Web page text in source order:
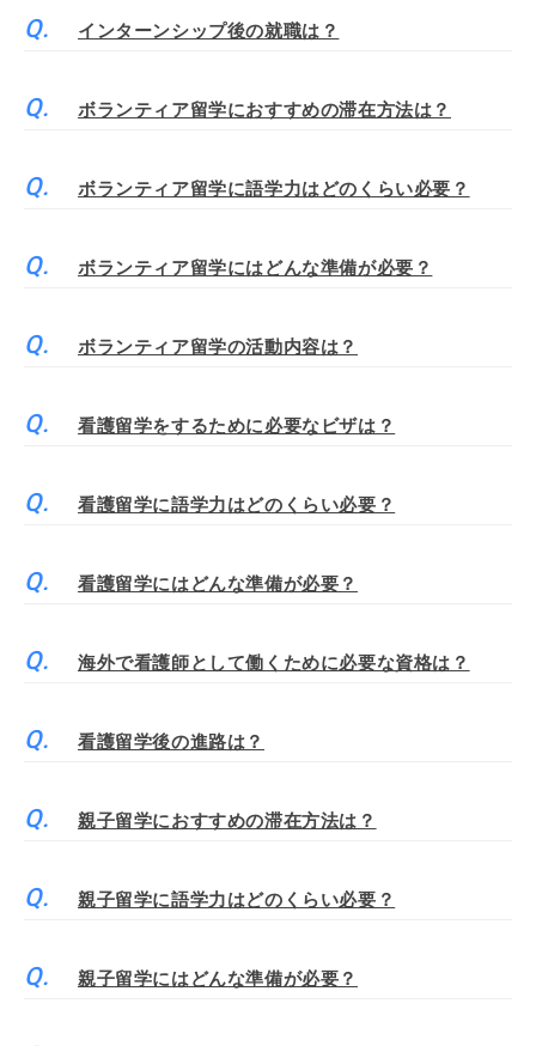
インターンシップ後の就職は？
ボランティア留学におすすめの滞在方法は？
ボランティア留学に語学力はどのくらい必要？
ボランティア留学にはどんな準備が必要？
ボランティア留学の活動内容は？
看護留学をするために必要なビザは？
看護留学に語学力はどのくらい必要？
看護留学にはどんな準備が必要？
海外で看護師として働くために必要な資格は？
看護留学後の進路は？
親子留学におすすめの滞在方法は？
親子留学に語学力はどのくらい必要？
親子留学にはどんな準備が必要？